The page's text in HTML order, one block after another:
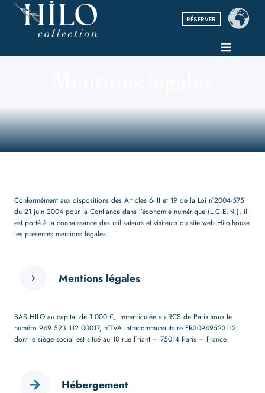
RÉSERVER
Conformément aux dispositions des Articles 6-III et 19 de la Loi n°2004-575
du 21 juin 2004 pour la Confiance dans l’économie numérique (L.C.E.N.), il
est porté à la connaissance des utilisateurs et visiteurs du site web Hilo.house
les présentes mentions légales.
Mentions légales
SAS HILO au capital de 1 000 €, immatriculée au RCS de Paris sous le
numéro 949 523 112 00017, n°TVA intracommunautaire FR30949523112,
dont le siège social est situé au 18 rue Friant – 75014 Paris – France.
Hébergement